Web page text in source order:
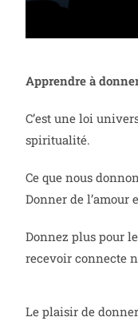
Apprendre à
C’est une loi
spiritualité.
Ce que nous
Donner de l’amour
Donnez plus pour
recevoir connecte
Le plaisir de